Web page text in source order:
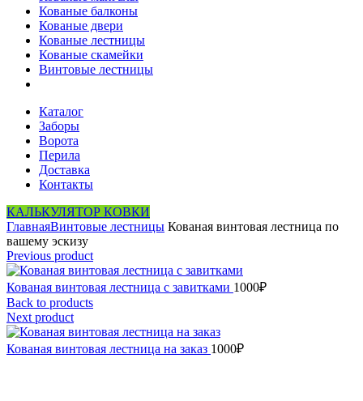
Кованые балконы
Кованые двери
Кованые лестницы
Кованые скамейки
Винтовые лестницы
Каталог
Заборы
Ворота
Перила
Доставка
Контакты
КАЛЬКУЛЯТОР КОВКИ
ГлавнаяВинтовые лестницы Кованая винтовая лестница по
вашему эскизу
Previous product
Кованая винтовая лестница с завитками 1000₽
Back to products
Next product
Кованая винтовая лестница на заказ 1000₽